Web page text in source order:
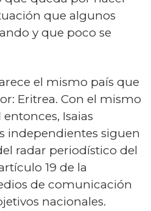
que algunos
y que poco se
el mismo país que
Eritrea. Con el mismo
Isaias
independientes siguen
radar periodístico del
19 de la
de comunicación
nacionales.